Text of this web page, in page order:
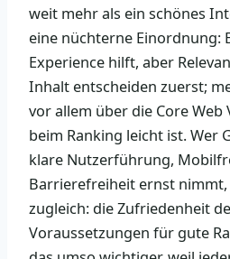
weit mehr als ein schönes
eine nüchterne Einordnung:
Experience hilft, aber
Inhalt entscheiden zuerst;
vor allem über die Core Web
beim Ranking leicht ist. Wer
klare Nutzerführung,
Barrierefreiheit ernst nimmt,
zugleich: die Zufriedenheit
Voraussetzungen für gute